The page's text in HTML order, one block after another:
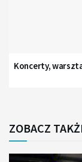
Koncerty,
ZOBACZ